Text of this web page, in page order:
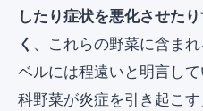
したり症状を悪化させた
く 、これらの野菜に含ま
ベルには程遠いと明言し
科野菜が炎症を引き起こ